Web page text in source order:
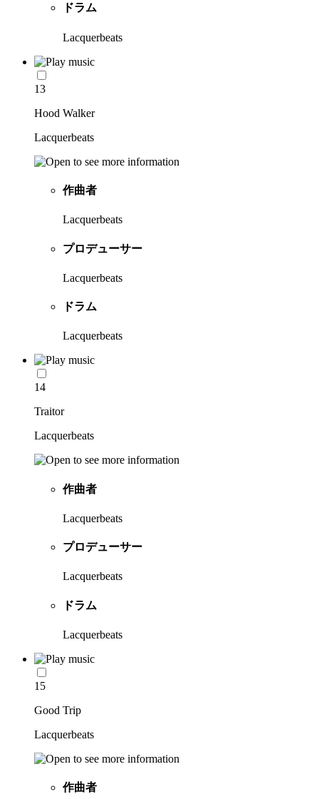
ドラム
Lacquerbeats
13
Hood Walker
Lacquerbeats
作曲者
Lacquerbeats
プロデューサー
Lacquerbeats
ドラム
Lacquerbeats
14
Traitor
Lacquerbeats
作曲者
Lacquerbeats
プロデューサー
Lacquerbeats
ドラム
Lacquerbeats
15
Good Trip
Lacquerbeats
作曲者